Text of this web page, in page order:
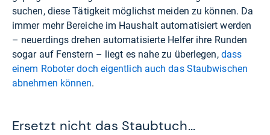
suchen, diese Tätigkeit möglichst meiden zu können. Da
immer mehr Bereiche im Haushalt automatisiert werden
– neuerdings drehen automatisierte Helfer ihre Runden
sogar auf Fenstern – liegt es nahe zu überlegen, dass
einem Roboter doch eigentlich auch das Staubwischen
abnehmen können.
Ersetzt nicht das Staubtuch...